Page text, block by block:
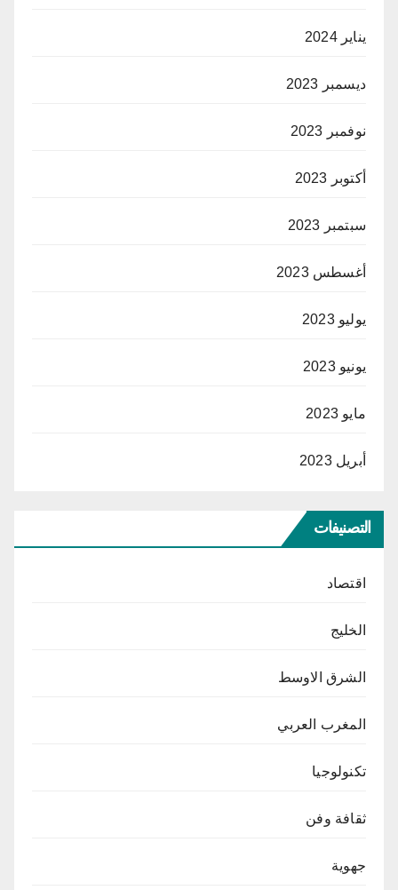
يناير 2024
ديسمبر 2023
نوفمبر 2023
أكتوبر 2023
سبتمبر 2023
أغسطس 2023
يوليو 2023
يونيو 2023
مايو 2023
أبريل 2023
التصنيفات
اقتصاد
الخليج
الشرق الاوسط
المغرب العربي
تكنولوجيا
ثقافة وفن
جهوية